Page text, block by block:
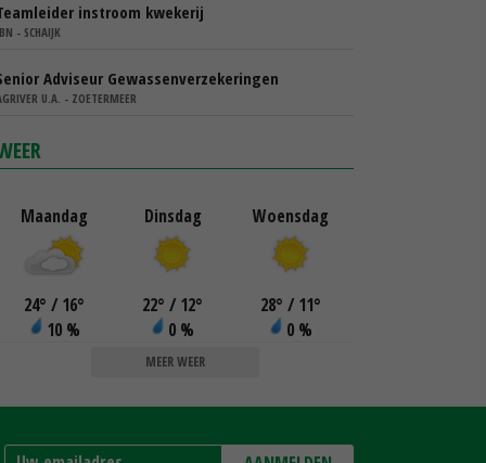
instroom kwekerij
- SCHAIJK
Adviseur Gewassenverzekeringen
U.A. - ZOETERMEER
Maandag
24° / 16°
10 %
Dinsdag
22° / 12°
0 %
Woensdag
28° / 11°
0 %
MEER WEER